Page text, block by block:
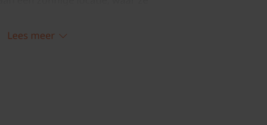
wind is ook aan te raden, vooral in
Lees meer